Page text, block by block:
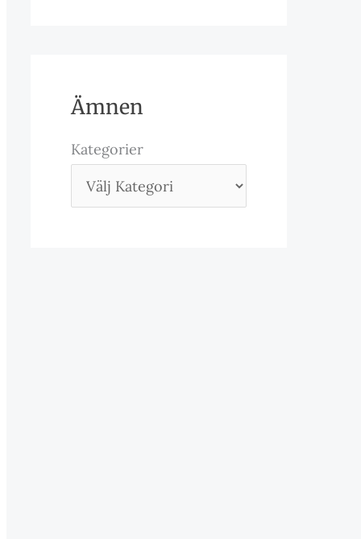
Ämnen
Kategorier